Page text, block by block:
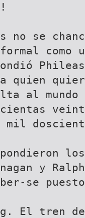
no se
como
quien
al mundo
mil
y Ralph
se
El tren